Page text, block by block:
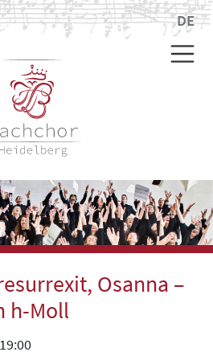
DE
Osanna –
h-Moll
19:00